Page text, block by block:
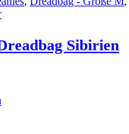
Sibirien